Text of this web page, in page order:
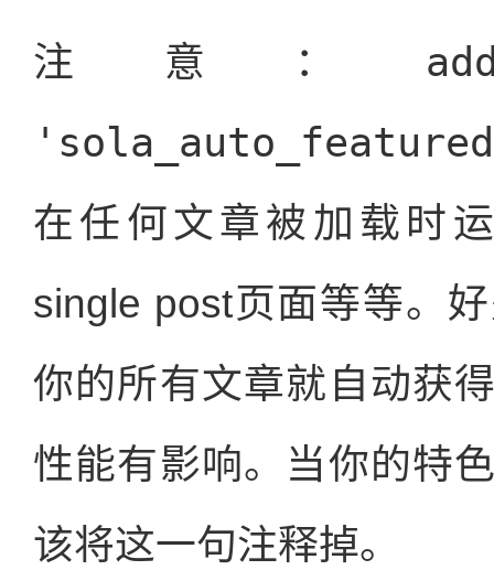
注意：
在任何文章被加载时
single post页面等等。
你的所有文章就自动获
性能有影响。当你的特
该将这一句注释掉。